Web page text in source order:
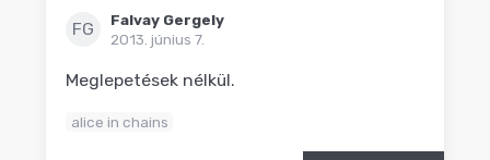
FG
Falvay Gergely
2013. június 7.
Meglepetések nélkül.
alice in chains